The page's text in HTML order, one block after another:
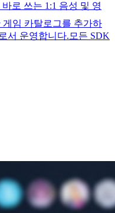
로 쓰는 1:1 음성 및 영
게임 카탈로그를 추가하
서 운영합니다. 모든 SDK